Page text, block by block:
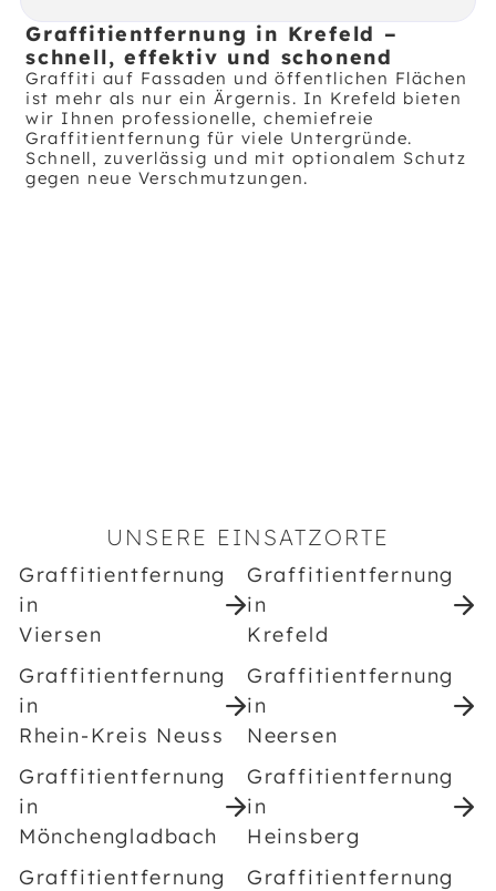
Graffitientfernung in Krefeld –
schnell, effektiv und schonend
Graffiti auf Fassaden und öffentlichen Flächen
ist mehr als nur ein Ärgernis. In Krefeld bieten
wir Ihnen professionelle, chemiefreie
Graffitientfernung für viele Untergründe.
Schnell, zuverlässig und mit optionalem Schutz
gegen neue Verschmutzungen.
UNSERE EINSATZORTE
Graffitientfernung
in
Viersen
Graffitientfernung
in
Rhein-Kreis Neuss
Graffitientfernung
in
Mönchengladbach
Graffitientfernung
Graffitientfernung
in
Krefeld
Graffitientfernung
in
Neersen
Graffitientfernung
in
Heinsberg
Graffitientfernung